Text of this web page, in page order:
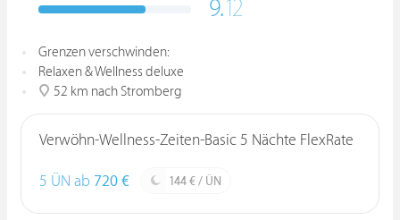
9.12
Grenzen verschwinden:
Relaxen & Wellness deluxe
52 km nach Stromberg
Verwöhn-Wellness-Zeiten-Basic 5 Nächte FlexRate
5 ÜN ab 720 € 144 € / ÜN